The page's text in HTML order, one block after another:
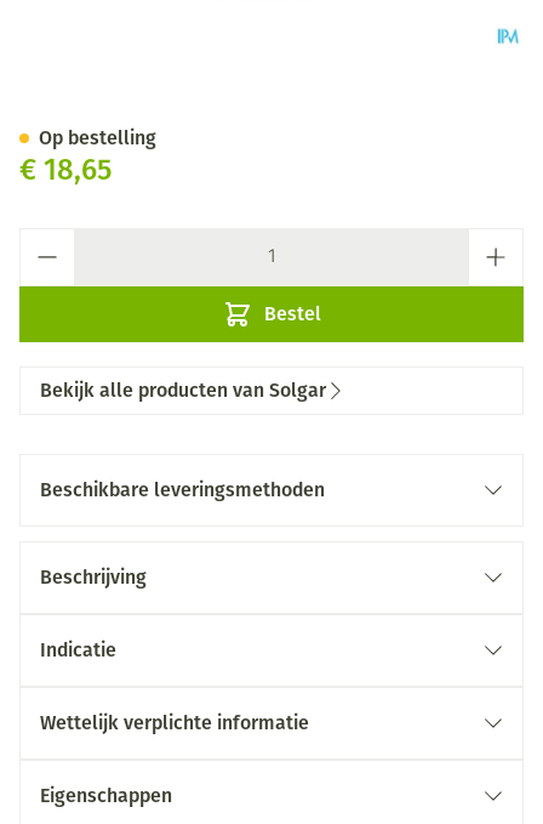
€ 18,65
Bestel
Op bestelling
Bekijk alle producten van Solgar
Beschikbare leveringsmethoden
Beschrijving
Indicatie
Wettelijk verplichte informatie
Eigenschappen